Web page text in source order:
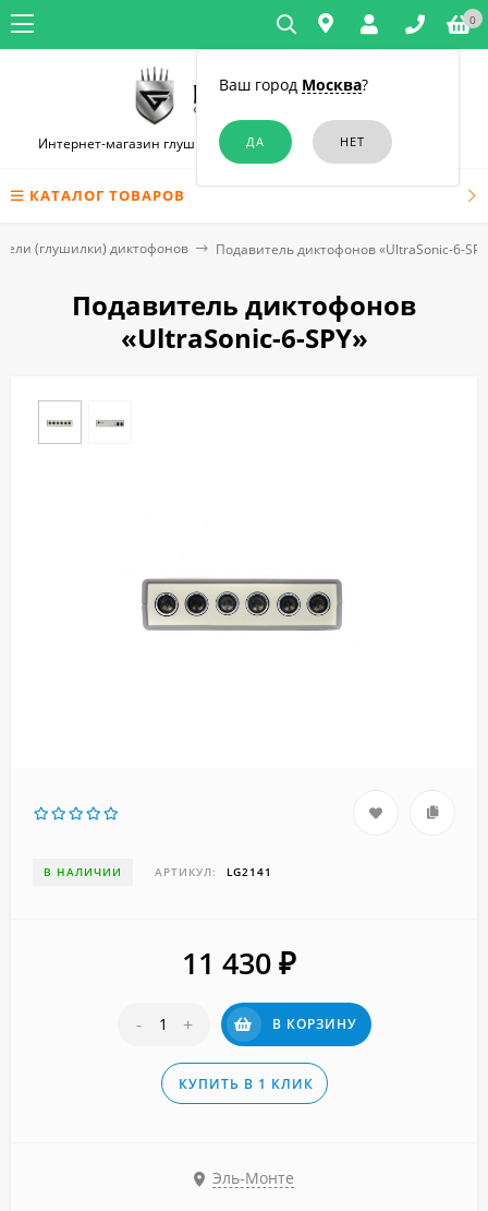
Ваш город Москва?
0
Интернет-магазин глушилок связи и диктофонов в Краснодаре
КАТАЛОГ ТОВАРОВ
(глушилки) диктофонов Подавитель диктофонов «UltraSonic-6-
Подавитель диктофонов
«UltraSonic-6-SPY»
В НАЛИЧИИ АРТИКУЛ: LG2141
11 430 ₽
- + В КОРЗИНУ
КУПИТЬ В 1 КЛИК
Эль-Монте